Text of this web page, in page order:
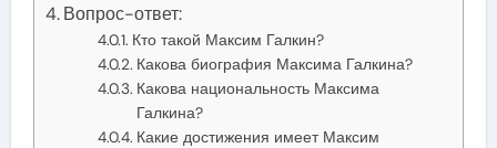
Вопрос-ответ:
Кто такой Максим Галкин?
Какова биография Максима Галкина?
Какова национальность Максима
Галкина?
Какие достижения имеет Максим